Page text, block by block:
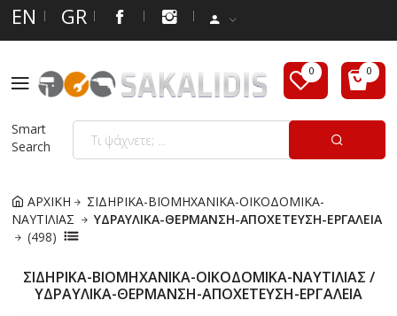
EN GR
Smart
Search
ΑΡΧΙΚΗ
ΣΙΔΗΡΙΚΑ-ΒΙΟΜΗΧΑΝΙΚΑ-ΟΙΚΟΔΟΜΙΚΑ-
ΝΑΥΤΙΛΙΑΣ
ΥΔΡΑΥΛΙΚΑ-ΘΕΡΜΑΝΣΗ-ΑΠΟΧΕΤΕΥΣΗ-ΕΡΓΑΛΕΙΑ
(498)
ΣΙΔΗΡΙΚΑ-ΒΙΟΜΗΧΑΝΙΚΑ-ΟΙΚΟΔΟΜΙΚΑ-ΝΑΥΤΙΛΙΑΣ /
ΥΔΡΑΥΛΙΚΑ-ΘΕΡΜΑΝΣΗ-ΑΠΟΧΕΤΕΥΣΗ-ΕΡΓΑΛΕΙΑ